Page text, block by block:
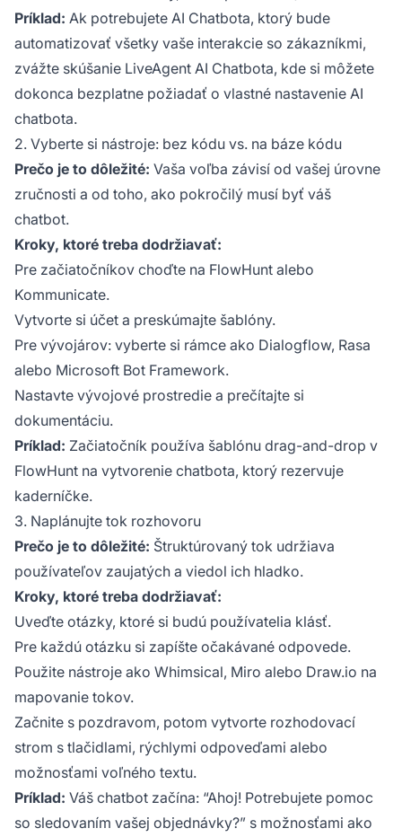
Príklad: Ak potrebujete AI Chatbota, ktorý bude
automatizovať všetky vaše interakcie so zákazníkmi,
zvážte skúšanie LiveAgent AI Chatbota, kde si môžete
dokonca bezplatne požiadať o vlastné nastavenie AI
chatbota.
2. Vyberte si nástroje: bez kódu vs. na báze kódu
Prečo je to dôležité: Vaša voľba závisí od vašej úrovne
zručnosti a od toho, ako pokročilý musí byť váš
chatbot.
Kroky, ktoré treba dodržiavať:
Pre začiatočníkov choďte na FlowHunt alebo
Kommunicate.
Vytvorte si účet a preskúmajte šablóny.
Pre vývojárov: vyberte si rámce ako Dialogflow, Rasa
alebo Microsoft Bot Framework.
Nastavte vývojové prostredie a prečítajte si
dokumentáciu.
Príklad: Začiatočník používa šablónu drag-and-drop v
FlowHunt na vytvorenie chatbota, ktorý rezervuje
kaderníčke.
3. Naplánujte tok rozhovoru
Prečo je to dôležité: Štruktúrovaný tok udržiava
používateľov zaujatých a viedol ich hladko.
Kroky, ktoré treba dodržiavať:
Uveďte otázky, ktoré si budú používatelia klásť.
Pre každú otázku si zapíšte očakávané odpovede.
Použite nástroje ako Whimsical, Miro alebo Draw.io na
mapovanie tokov.
Začnite s pozdravom, potom vytvorte rozhodovací
strom s tlačidlami, rýchlymi odpoveďami alebo
možnosťami voľného textu.
Príklad: Váš chatbot začína: “Ahoj! Potrebujete pomoc
so sledovaním vašej objednávky?” s možnosťami ako